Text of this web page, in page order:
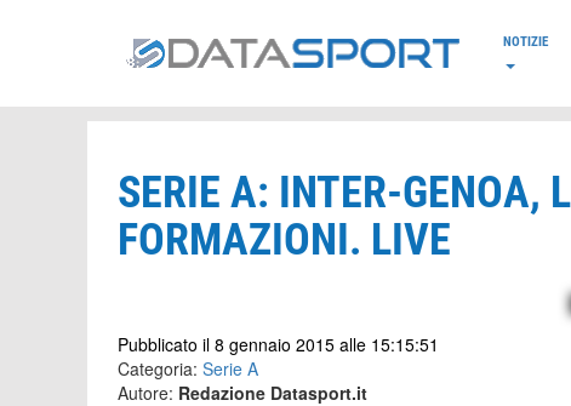
NOTIZIE
SERIE A: INTER-GENOA,
FORMAZIONI. LIVE
Pubblicato il 8 gennaio 2015 alle 15:15:51
Categoria: Serie A
Autore: Redazione Datasport.it